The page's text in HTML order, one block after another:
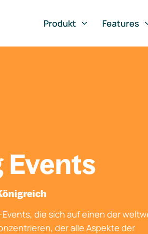
Produkt
Features
Events
die sich auf einen der
der alle Aspekte der